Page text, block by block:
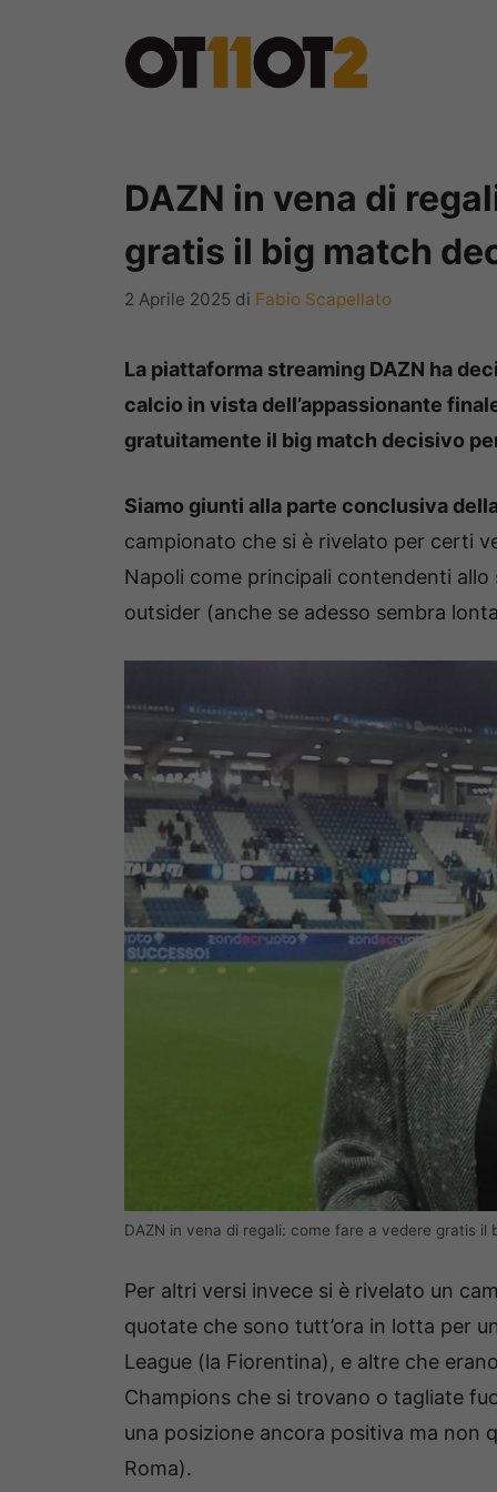
DAZN in vena di
gratis il big match
2 Aprile 2025 di Fabio Scapellato
La piattaforma streaming DAZN ha
calcio in vista dell’appassionante
gratuitamente il big match decisivo
Siamo giunti alla parte conclusiva
campionato che si è rivelato per certi
Napoli come principali contendenti allo
outsider (anche se adesso sembra
DAZN in vena di regali: come fare a vedere gratis
Per altri versi invece si è rivelato un
quotate che sono tutt’ora in lotta per
League (la Fiorentina), e altre che
Champions che si trovano o tagliate
una posizione ancora positiva ma non
Roma).